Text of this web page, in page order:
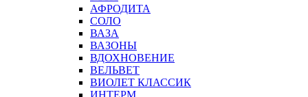
АФРОДИТА
СОЛО
ВАЗА
ВАЗОНЫ
ВДОХНОВЕНИЕ
ВЕЛЬВЕТ
ВИОЛЕТ КЛАССИК
ИНТЕРМ